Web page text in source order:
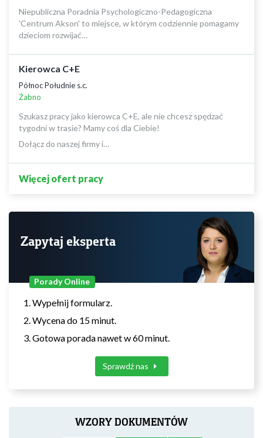
Niepubliczna Poradnia Psychologiczno-Pedagogiczna
'Centrum Akson' to miejsce, w którym codziennie pomagamy
dzieciom rozwijać…
Kierowca C+E
Północ Południe s.c.
Żabno
Szukasz pracy jako kierowca C+E, ale nie chcesz spędzać
tygodni w trasie? Mamy coś dla Ciebie!
Dołącz do naszej firmy i…
Więcej ofert pracy
Zapytaj eksperta
Porady Online
Wypełnij formularz.
Wycena do 15 minut.
Gotowa porada nawet w 60 minut.
Sprawdź nas
WZORY DOKUMENTÓW